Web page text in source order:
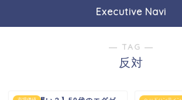
Executive Navi
― TAG ―
反対